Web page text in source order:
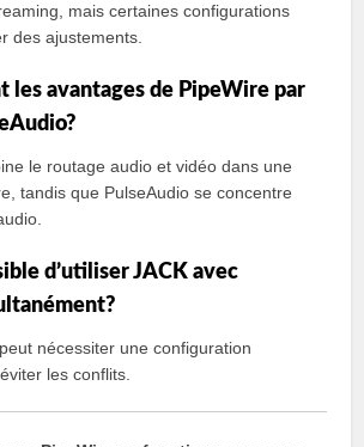
mais certaines configurations
des ajustements.
les avantages de PipeWire par
le routage audio et vidéo dans une
tandis que PulseAudio se concentre
d’utiliser JACK avec
nécessiter une configuration
les conflits.